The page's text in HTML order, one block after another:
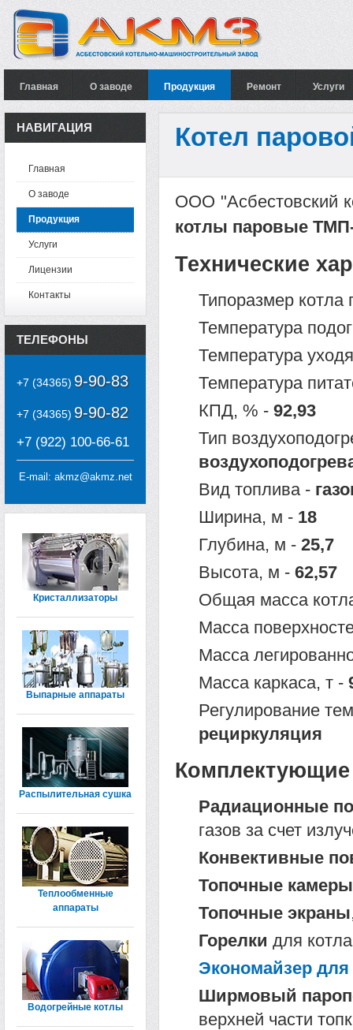
Главная О заводе Продукция Ремонт Услуги
Котел
ООО "Асбестовский
котлы паровые
Технические
Типоразмер
Температура
Температура
Температура
КПД, % - 92,93
Тип
Вид топлива -
Ширина, м - 18
Глубина, м - 25,7
Высота, м - 62,57
Общая масса
Масса
Масса
Масса каркаса, т -
Регулирование
рециркуляция
Радиационные
газов за счет
Конвективные
Топочные камеры
Топочные экраны
Горелки для котла
Экономайзер
Ширмовый
верхней части
НАВИГАЦИЯ
Главная
О заводе
Продукция
Услуги
Лицензии
Контакты
ТЕЛЕФОНЫ
+7 (34365) 9-90-83
+7 (34365) 9-90-82
+7 (922) 100-66-61
E-mail: akmz@akmz.net
Кристаллизаторы
Выпарные аппараты
Распылительная сушка
Теплообменные
аппараты
Водогрейные котлы